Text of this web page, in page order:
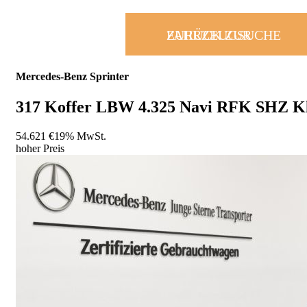
ZURÜCK ZUR FAHRZEUGSUCHE
Mercedes-Benz Sprinter
317 Koffer LBW 4.325 Navi RFK SHZ
54.621 €19% MwSt.
hoher Preis